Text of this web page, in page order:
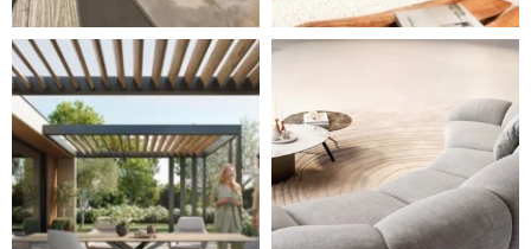
Styl, odolnost a společné chvíle pod širým nebem.
Ne každá pohovka je jen